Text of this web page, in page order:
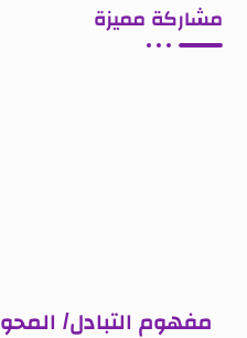
مشاركة مميزة
مفهوم التبادل/